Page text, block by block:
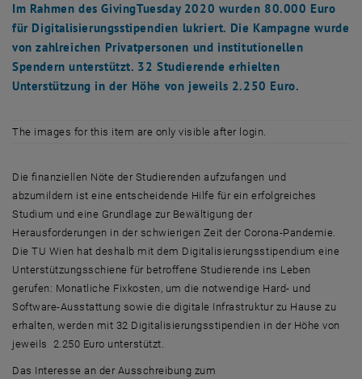
Im Rahmen des GivingTuesday 2020 wurden 80.000 Euro
für Digitalisierungsstipendien lukriert. Die Kampagne wurde
von zahlreichen Privatpersonen und institutionellen
Spendern unterstützt. 32 Studierende erhielten
Unterstützung in der Höhe von jeweils 2.250 Euro.
The images for this item are only visible after login.
Die finanziellen Nöte der Studierenden aufzufangen und
abzumildern ist eine entscheidende Hilfe für ein erfolgreiches
Studium und eine Grundlage zur Bewältigung der
Herausforderungen in der schwierigen Zeit der Corona-Pandemie.
Die TU Wien hat deshalb mit dem Digitalisierungsstipendium eine
Unterstützungsschiene für betroffene Studierende ins Leben
gerufen: Monatliche Fixkosten, um die notwendige Hard- und
Software-Ausstattung sowie die digitale Infrastruktur zu Hause zu
erhalten, werden mit 32 Digitalisierungsstipendien in der Höhe von
jeweils 2.250 Euro unterstützt.
Das Interesse an der Ausschreibung zum